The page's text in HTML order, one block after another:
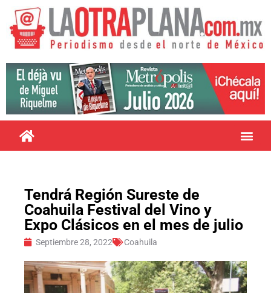
Tendrá Región Sureste de
Coahuila Festival del Vino y
Expo Clásicos en el mes de julio
Septiembre 28, 2022 Coahuila